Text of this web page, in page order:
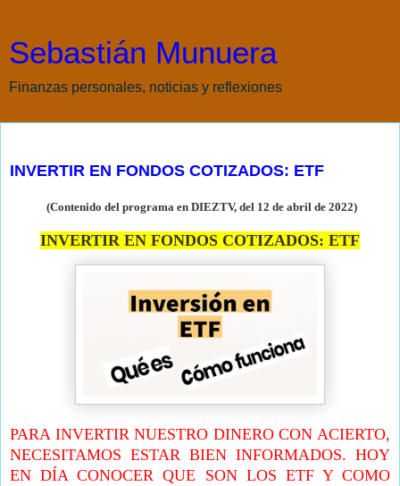
Sebastián Munuera
Finanzas personales, noticias y reflexiones
INVERTIR EN FONDOS COTIZADOS: ETF
(Contenido del programa en DIEZTV, del 12 de abril de 2022)
INVERTIR EN FONDOS COTIZADOS: ETF
PARA INVERTIR NUESTRO DINERO CON ACIERTO,
NECESITAMOS ESTAR BIEN INFORMADOS. HOY
EN DÍA CONOCER QUE SON LOS ETF Y COMO